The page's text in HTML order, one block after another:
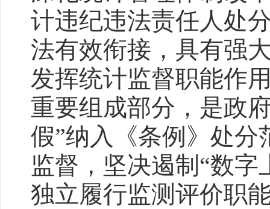
计违纪违法责任人处
法有效衔接，具有强
发挥统计监督职能作
重要组成部分，是政
假”纳入《条例》处
监督，坚决遏制“数
独立履行监测评价职